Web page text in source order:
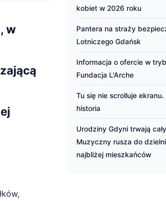
w
kobiet w 2026 roku
Pantera na straży
Lotniczego Gdańsk
Informacja o ofercie w
Fundacja L'Arche
Tu się nie scrolluje
historia
Urodziny Gdyni trwają
Muzyczny rusza do
najbliżej mieszkańców